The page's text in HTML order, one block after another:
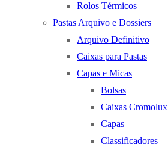
Rolos Térmicos
Pastas Arquivo e Dossiers
Arquivo Definitivo
Caixas para Pastas
Capas e Micas
Bolsas
Caixas Cromolux
Capas
Classificadores